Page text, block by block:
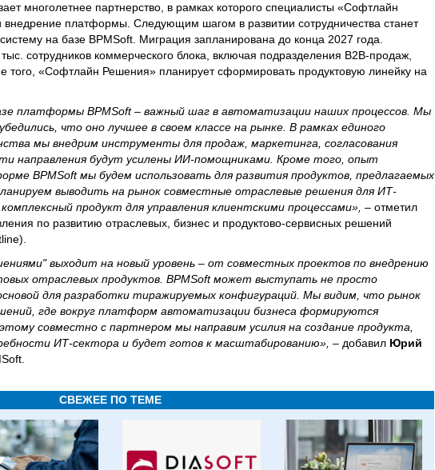
многолетнее партнерство, в рамках которого специалисты «Софтлайн
внедрение платформы. Следующим шагом в развитии сотрудничества станет
на базе BPMSoft. Миграция запланирована до конца 2027 года.
сотрудников коммерческого блока, включая подразделения B2B-продаж,
того, «Софтлайн Решения» планирует сформировать продуктовую линейку на
платформы BPMSoft – важный шаг в автоматизации наших процессов. Мы
что оно лучшее в своем классе на рынке. В рамках единого
мы внедрим инструменты для продаж, маркетинга, согласования
направления будут усилены ИИ-помощниками. Кроме того, опыт
BPMSoft мы будем использовать для развития продуктов, предлагаемых
выводить на рынок совместные отраслевые решения для ИТ-
продукт для управления клиентскими процессами», – отметил
по развитию отраслевых, бизнес и продуктово-сервисных решений
выходит на новый уровень – от совместных проектов по внедрению
отраслевых продуктов. BPMSoft может выступать не просто
для разработки тиражируемых конфигураций. Мы видим, что рынок
где вокруг платформ автоматизации бизнеса формируются
совместно с партнером мы направим усилия на создание продукта,
ИТ-сектора и будет готов к масштабированию», – добавил Юрий
СВЕЖЕЕ ПО ТЕМЕ